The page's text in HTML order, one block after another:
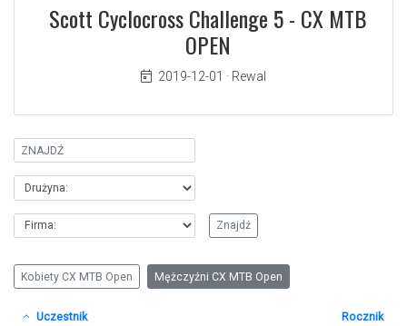
Scott Cyclocross Challenge 5 - CX MTB
OPEN
2019-12-01 · Rewal
Kobiety CX MTB Open Mężczyźni CX MTB Open
Uczestnik Rocznik